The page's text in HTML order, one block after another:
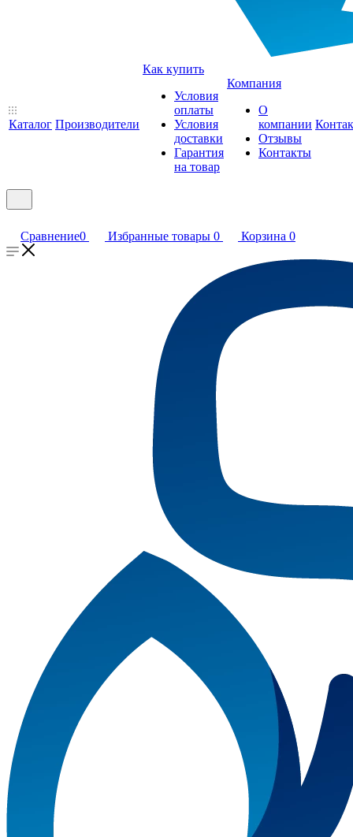
Каталог Производители
Как купить
Условия
оплаты
Условия
доставки
Гарантия
на товар
Компания
О
компании
Отзывы
Контакты
Сравнение0 Избранные товары 0 Корзина 0